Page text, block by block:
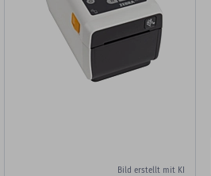
Bild erstellt mit KI